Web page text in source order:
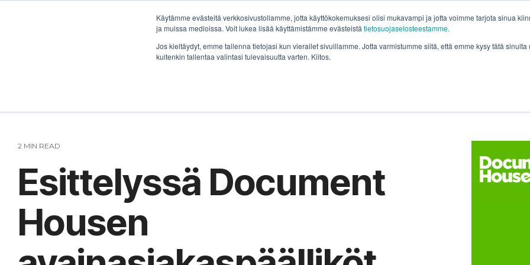
Käytämme evästeitä verkkosivustollamme, jotta käyttökokemuksesi olisi mukavampi ja jotta voimme tarjota sinua
ja muissa medioissa. Voit lukea lisää käyttämistämme evästeistä tietosuojaselosteestamme.
Jos kieltäydyt, emme tallenna tietojasi kun vierailet sivuillamme. Jotta varmistumme siitä, että emme kysy tätä
kuitenkin tallentaa valintasi tulevaisuutta varten. Kiitos.
Ratkaisut Tuotteet Hinnasto Asiakkaamme Blogit
2 MIN READ
Esittelyssä Document
Housen